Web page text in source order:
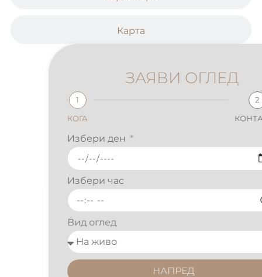
Карта
ЗАЯВИ ОГЛЕД
2
КОНТАКТИ
Избери ден
Избери час
Вид оглед
НАПРЕД